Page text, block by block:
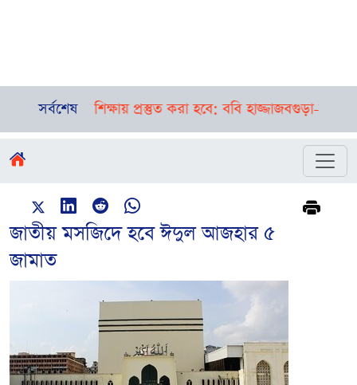
সর্বশেষ
শিক্ষায় প্রস্তুত করা হবে: ববি হাজ্জাজবগুড়া-সিলেটে পৃথক
জাতীয় মসজিদে হবে ঈদুল আজহার ৫
জামাত